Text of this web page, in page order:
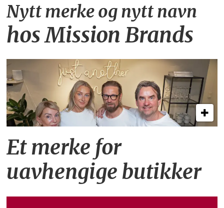
Nytt merke og nytt navn
hos Mission Brands
Et merke for
uavhengige butikker